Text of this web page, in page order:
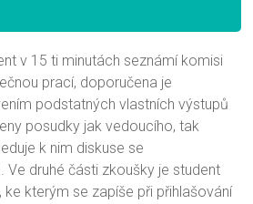
v 15 ti minutách seznámí komisi
prací, doporučena je
podstatných vlastních výstupů
posudky jak vedoucího, tak
k nim diskuse se
druhé části zkoušky je student
ke kterým se zapíše při přihlašování